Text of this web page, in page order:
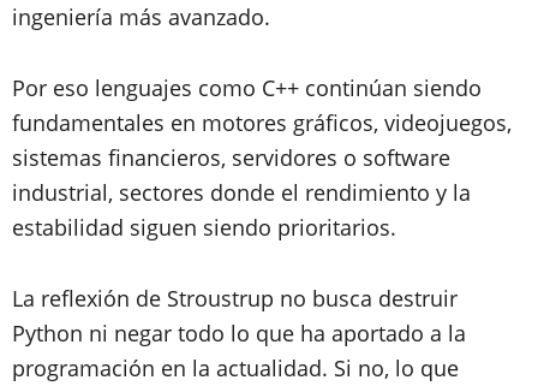
ingeniería más avanzado.
Por eso lenguajes como C++ continúan siendo
fundamentales en motores gráficos, videojuegos,
sistemas financieros, servidores o software
industrial, sectores donde el rendimiento y la
estabilidad siguen siendo prioritarios.
La reflexión de Stroustrup no busca destruir
Python ni negar todo lo que ha aportado a la
programación en la actualidad. Si no, lo que